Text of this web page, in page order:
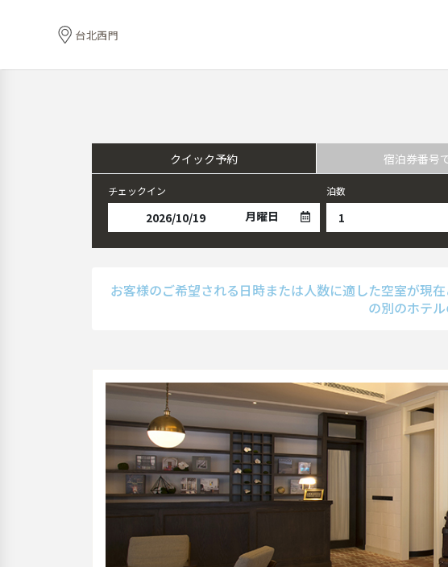
台北西門
クイック予約 宿泊券番号
チェックイン
月曜日
泊数
お客様のご希望される日時または人数に適した空室が現
の別のホテ